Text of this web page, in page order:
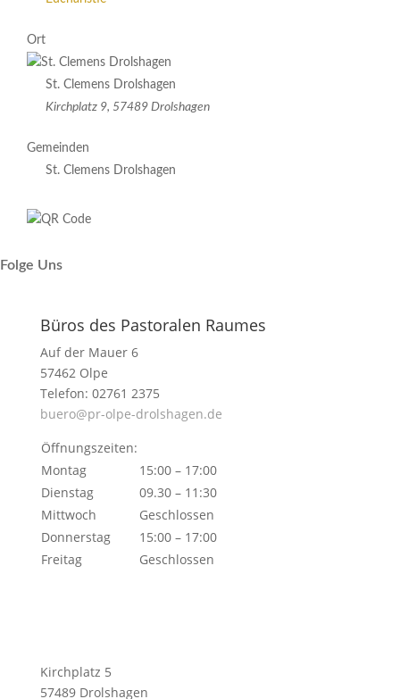
Ort
St. Clemens Drolshagen
Kirchplatz 9, 57489 Drolshagen
Gemeinden
St. Clemens Drolshagen
Folge Uns
Büros des Pastoralen Raumes
Auf der Mauer 6
57462 Olpe
Telefon: 02761 2375
buero@pr-olpe-drolshagen.de
Öffnungszeiten:
Montag
15:00 – 17:00
Dienstag
09.30 – 11:30
Mittwoch
Geschlossen
Donnerstag
15:00 – 17:00
Freitag
Geschlossen
Kirchplatz 5
57489 Drolshagen